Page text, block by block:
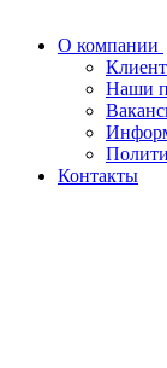
О компании
Наши
Контакты